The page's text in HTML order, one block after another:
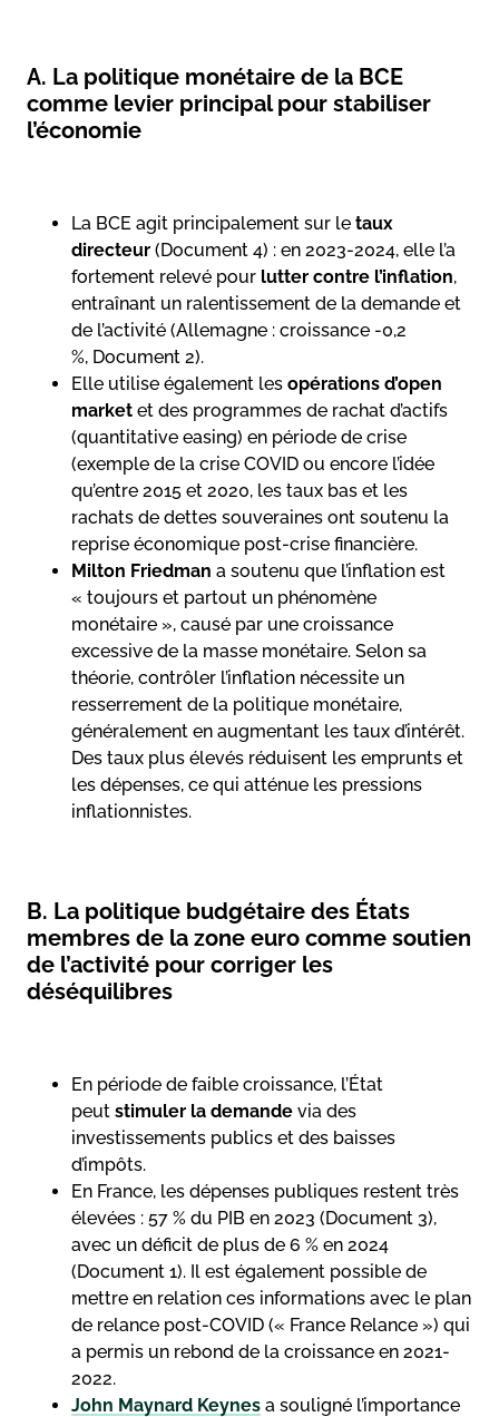
A. La politique monétaire de la BCE
comme levier principal pour stabiliser
l’économie
La BCE agit principalement sur le taux
directeur (Document 4) : en 2023-2024, elle l’a
fortement relevé pour lutter contre l’inflation,
entraînant un ralentissement de la demande et
de l’activité (Allemagne : croissance -0,2
%, Document 2).
Elle utilise également les opérations d’open
market et des programmes de rachat d’actifs
(quantitative easing) en période de crise
(exemple de la crise COVID ou encore l’idée
qu’entre 2015 et 2020, les taux bas et les
rachats de dettes souveraines ont soutenu la
reprise économique post-crise financière.
Milton Friedman a soutenu que l’inflation est
« toujours et partout un phénomène
monétaire », causé par une croissance
excessive de la masse monétaire. Selon sa
théorie, contrôler l’inflation nécessite un
resserrement de la politique monétaire,
généralement en augmentant les taux d’intérêt.
Des taux plus élevés réduisent les emprunts et
les dépenses, ce qui atténue les pressions
inflationnistes.
B. La politique budgétaire des États
membres de la zone euro comme soutien
de l’activité pour corriger les
déséquilibres
En période de faible croissance, l’État
peut stimuler la demande via des
investissements publics et des baisses
d’impôts.
En France, les dépenses publiques restent très
élevées : 57 % du PIB en 2023 (Document 3),
avec un déficit de plus de 6 % en 2024
(Document 1). Il est également possible de
mettre en relation ces informations avec le plan
de relance post-COVID (« France Relance ») qui
a permis un rebond de la croissance en 2021-
2022.
John Maynard Keynes a souligné l’importance